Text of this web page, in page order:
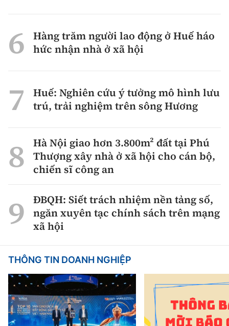
Hàng trăm người lao động ở Huế háo
hức nhận nhà ở xã hội
Huế: Nghiên cứu ý tưởng mô hình lưu
trú, trải nghiệm trên sông Hương
Hà Nội giao hơn 3.800m² đất tại Phú
Thượng xây nhà ở xã hội cho cán bộ,
chiến sĩ công an
ĐBQH: Siết trách nhiệm nền tảng số,
ngăn xuyên tạc chính sách trên mạng
xã hội
THÔNG TIN DOANH NGHIỆP